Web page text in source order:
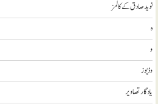
نويد صادق کے کالمز
ہ
و
وڈيوز
يادگار تصاوير